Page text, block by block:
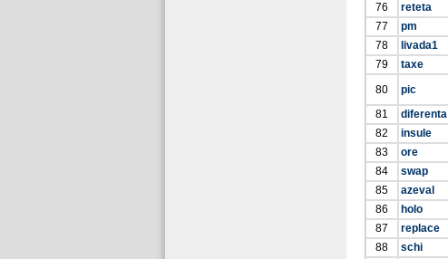
76
reteta
77
pm
78
livada1
79
taxe
80
pic
81
diferenta
82
insule
83
ore
84
swap
85
azeval
86
holo
87
replace
88
schi